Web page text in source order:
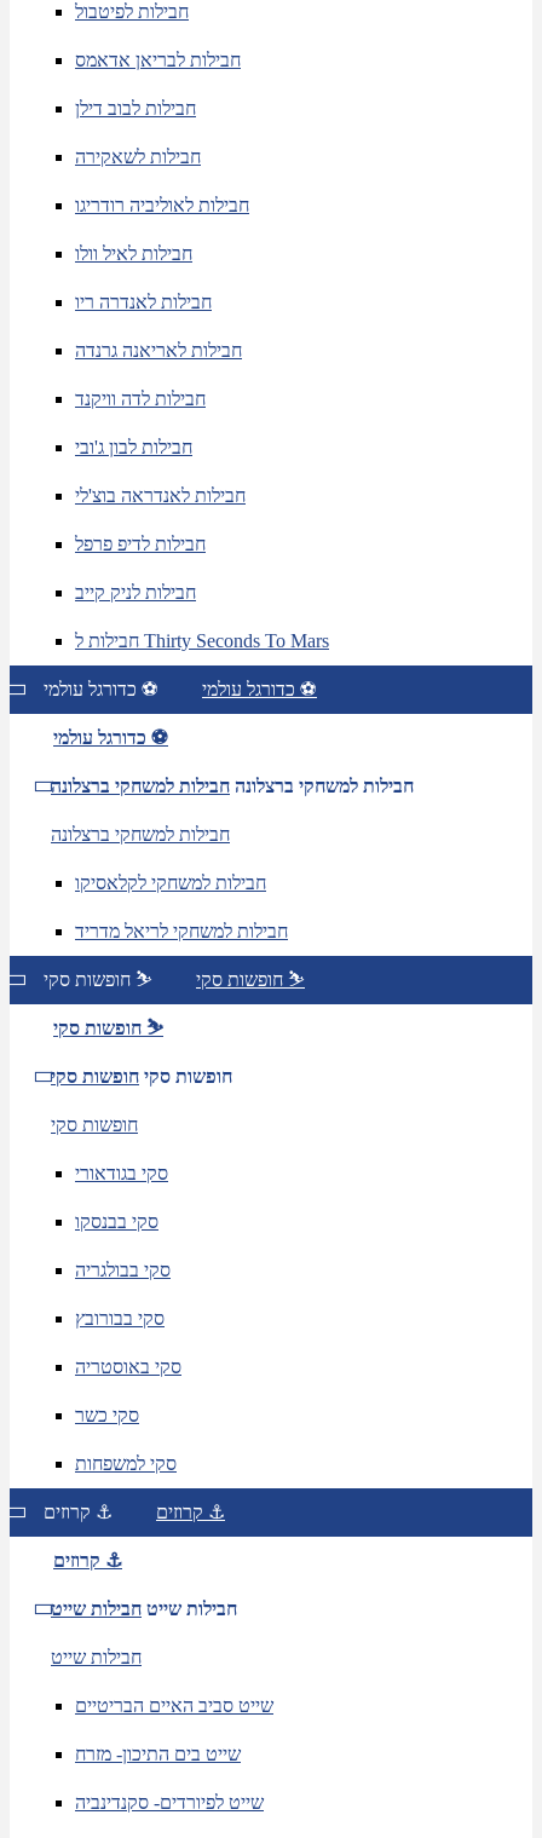
חבילות לפיטבול
חבילות לבריאן אדאמס
חבילות לבוב דילן
חבילות לשאקירה
חבילות לאוליביה רודריגו
חבילות לאיל וולו
חבילות לאנדרה ריו
חבילות לאריאנה גרנדה
חבילות לדה וויקנד
חבילות לבון ג'ובי
חבילות לאנדראה בוצ'לי
חבילות לדיפ פרפל
חבילות לניק קייב
חבילות ל Thirty Seconds To Mars
כדורגל עולמי ⚽ כדורגל עולמי ⚽
כדורגל עולמי ⚽
חבילות למשחקי ברצלונה חבילות למשחקי ברצלונה
חבילות למשחקי ברצלונה
חבילות למשחקי לקלאסיקו
חבילות למשחקי לריאל מדריד
חופשות סקי ⛷️ חופשות סקי ⛷️
חופשות סקי ⛷️
חופשות סקי חופשות סקי
חופשות סקי
סקי בגודאורי
סקי בבנסקו
סקי בבולגריה
סקי בבורובץ
סקי באוסטריה
סקי כשר
סקי למשפחות
קרוזים ⚓ קרוזים ⚓
קרוזים ⚓
חבילות שייט חבילות שייט
חבילות שייט
שייט סביב האיים הבריטיים
שייט בים התיכון- מזרח
שייט לפיורדים- סקנדינביה